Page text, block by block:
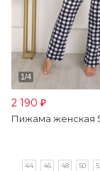
2 190 ₽
Пижама женская
44 46 48 50